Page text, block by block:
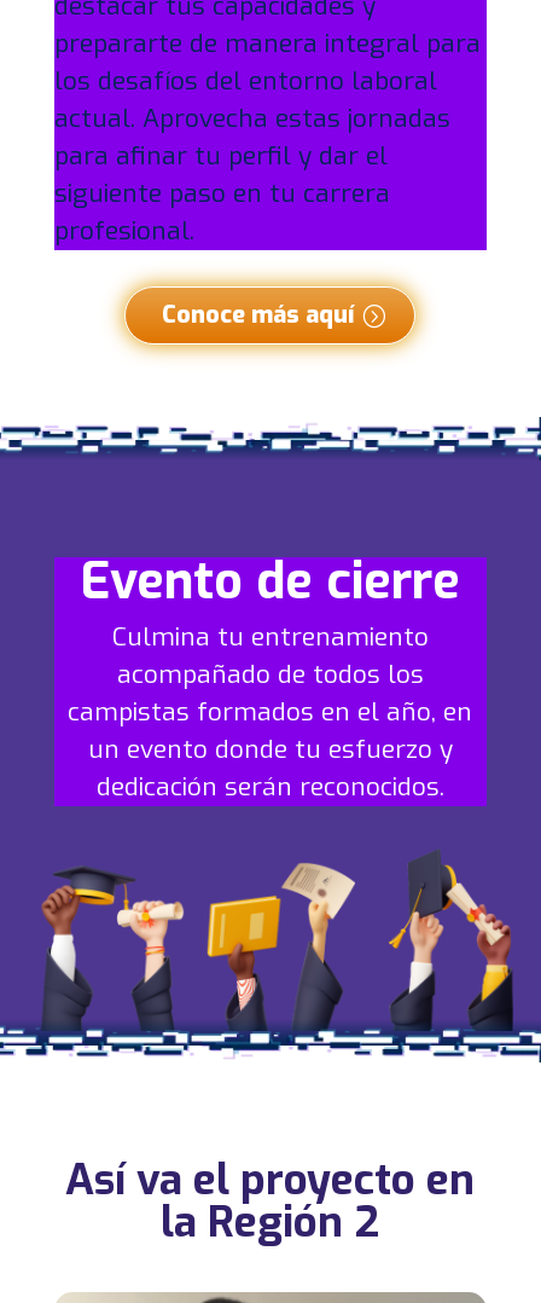
prepararte de manera integral para
los desafíos del entorno laboral
actual. Aprovecha estas jornadas
para afinar tu perfil y dar el
siguiente paso en tu carrera
profesional.
Conoce más aquí
Evento de cierre
Culmina tu entrenamiento
acompañado de todos los
campistas formados en el año, en
un evento donde tu esfuerzo y
dedicación serán reconocidos.
Así va el proyecto en
la Región 2